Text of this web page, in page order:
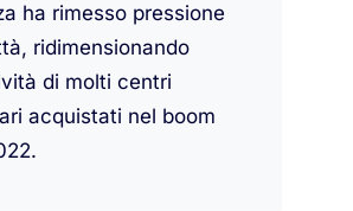
ha rimesso pressione
ridimensionando
di molti centri
acquistati nel boom